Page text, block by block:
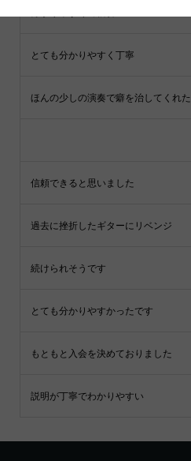
とても分かりやすく丁寧
ほんの少しの演奏で癖を治してくれた
信頼できると思いました
過去に挫折したギターにリベンジ
続けられそうです
とても分かりやすかったです
もともと入会を決めておりました
説明が丁寧でわかりやすい